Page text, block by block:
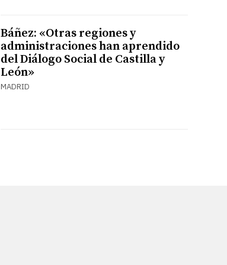
Báñez: «Otras regiones y
administraciones han aprendido
del Diálogo Social de Castilla y
León»
MADRID